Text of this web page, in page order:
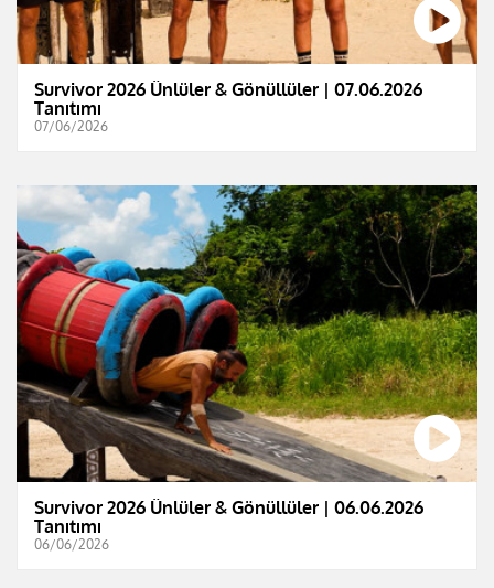
Survivor 2026 Ünlüler & Gönüllüler | 07.06.2026
Tanıtımı
07/06/2026
Survivor 2026 Ünlüler & Gönüllüler | 06.06.2026
Tanıtımı
06/06/2026